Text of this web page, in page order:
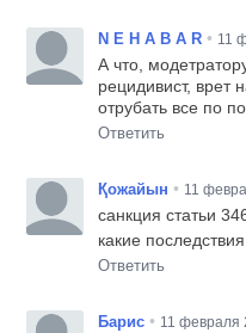
N E H A B A R • 11
А что,
рецидивист, врет
отрубать все по
Ответить
Қожайын • 11
санкция статьи
какие
Ответить
Барис • 11 февраля